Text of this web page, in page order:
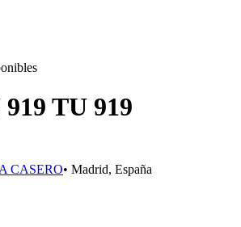
TU 919
CASERO• Madrid, España